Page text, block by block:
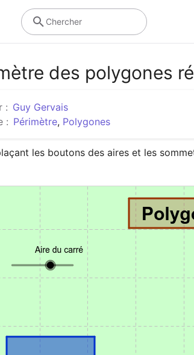
Chercher
des polygones
: Guy Gervais
: Périmètre, Polygones
les boutons des aires et les